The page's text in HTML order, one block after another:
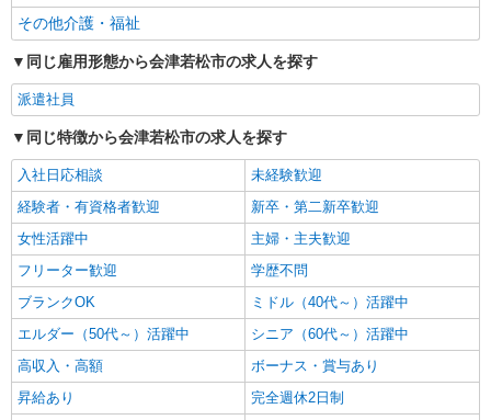
その他介護・福祉
同じ雇用形態から会津若松市の求人を探す
派遣社員
同じ特徴から会津若松市の求人を探す
入社日応相談
未経験歓迎
経験者・有資格者歓迎
新卒・第二新卒歓迎
女性活躍中
主婦・主夫歓迎
フリーター歓迎
学歴不問
ブランクOK
ミドル（40代～）活躍中
エルダー（50代～）活躍中
シニア（60代～）活躍中
高収入・高額
ボーナス・賞与あり
昇給あり
完全週休2日制